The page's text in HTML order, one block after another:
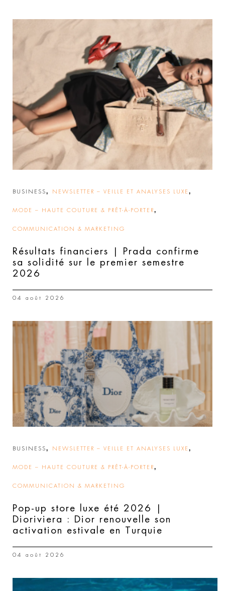
BUSINESS, NEWSLETTER – VEILLE ET ANALYSES LUXE ,
MODE – HAUTE COUTURE & PRÊT-À-PORTER,
COMMUNICATION & MARKETING
Résultats financiers | Prada confirme
sa solidité sur le premier semestre
2026
04 août 2026
BUSINESS, NEWSLETTER – VEILLE ET ANALYSES LUXE ,
MODE – HAUTE COUTURE & PRÊT-À-PORTER,
COMMUNICATION & MARKETING
Pop-up store luxe été 2026 |
Dioriviera : Dior renouvelle son
activation estivale en Turquie
04 août 2026